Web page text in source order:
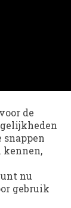
de
snappen
kennen,
nu
gebruik